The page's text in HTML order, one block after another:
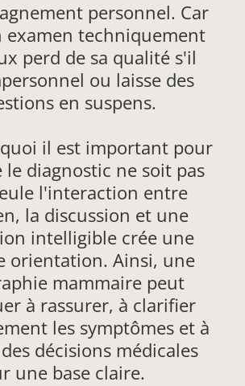
personnel. Car
examen techniquement
perd de sa qualité s'il
ou laisse des
en suspens.
il est important pour
le diagnostic ne soit pas
l'interaction entre
la discussion et une
intelligible crée une
orientation. Ainsi, une
mammaire peut
à rassurer, à clarifier
les symptômes et à
décisions médicales
une base claire.